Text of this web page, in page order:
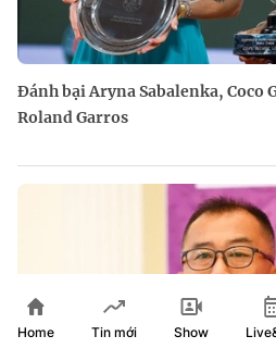
Đánh bại Aryna Sabalenka, Coco
Roland Garros
Home Tin mới Show